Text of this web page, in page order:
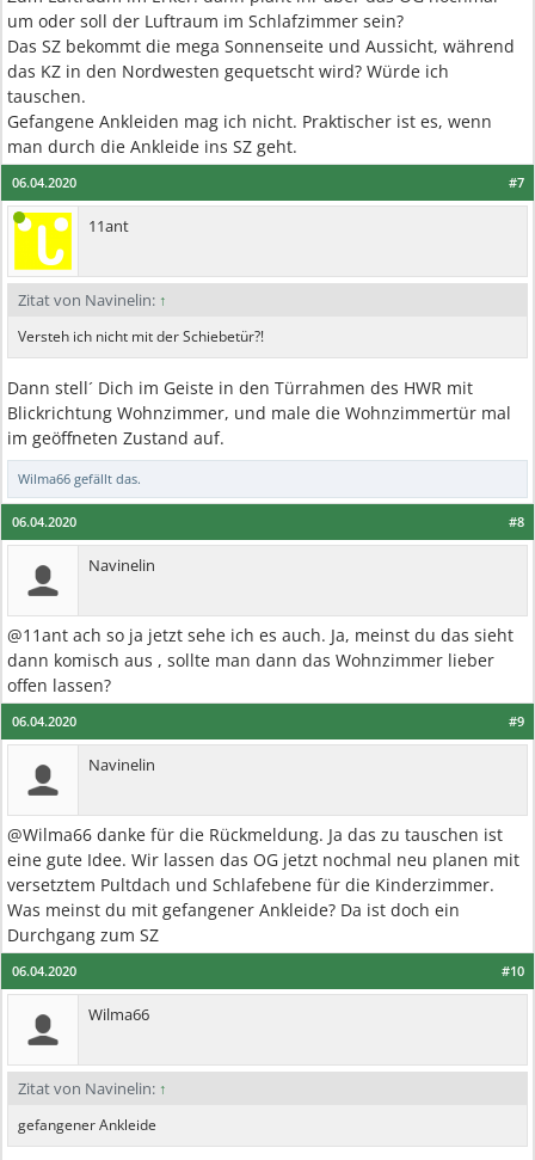
um oder soll der Luftraum im Schlafzimmer sein?
Das SZ bekommt die mega Sonnenseite und Aussicht, während
das KZ in den Nordwesten gequetscht wird? Würde ich
tauschen.
Gefangene Ankleiden mag ich nicht. Praktischer ist es, wenn
man durch die Ankleide ins SZ geht.
#7
06.04.2020
11ant
Zitat von Navinelin: ↑
Versteh ich nicht mit der Schiebetür?!
Dann stell´ Dich im Geiste in den Türrahmen des HWR mit
Blickrichtung Wohnzimmer, und male die Wohnzimmertür mal
im geöffneten Zustand auf.
Wilma66 gefällt das.
#8
06.04.2020
Navinelin
@11ant ach so ja jetzt sehe ich es auch. Ja, meinst du das sieht
dann komisch aus , sollte man dann das Wohnzimmer lieber
offen lassen?
#9
06.04.2020
Navinelin
@Wilma66 danke für die Rückmeldung. Ja das zu tauschen ist
eine gute Idee. Wir lassen das OG jetzt nochmal neu planen mit
versetztem Pultdach und Schlafebene für die Kinderzimmer.
Was meinst du mit gefangener Ankleide? Da ist doch ein
Durchgang zum SZ
#10
06.04.2020
Wilma66
Zitat von Navinelin: ↑
gefangener Ankleide